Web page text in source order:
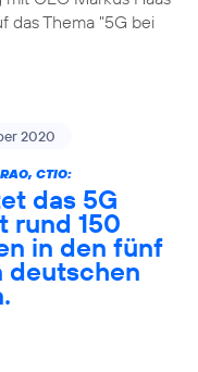
das Thema "5G bei
2020
CTIO:
das 5G
rund 150
in den fünf
deutschen